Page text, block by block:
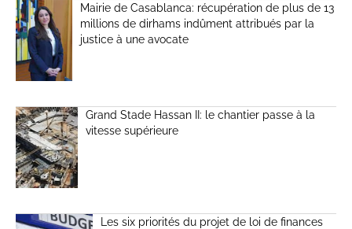
Mairie de Casablanca: récupération de plus de 13
millions de dirhams indûment attribués par la
justice à une avocate
Grand Stade Hassan II: le chantier passe à la
vitesse supérieure
Les six priorités du projet de loi de finances